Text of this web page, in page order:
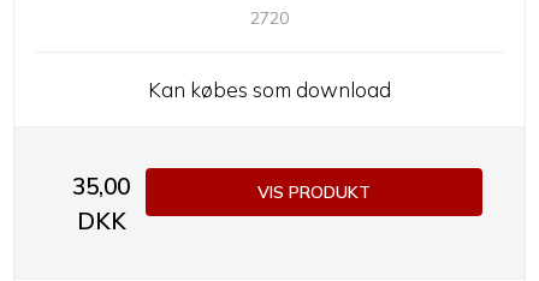
2720
Kan købes som download
35,00
DKK
VIS PRODUKT